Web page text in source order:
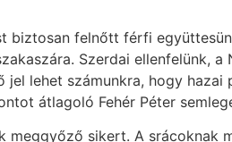
biztosan felnőtt férfi
Szerdai ellenfelünk,
lehet számunkra, hogy
átlagoló Fehér Péter
sikert. A srácoknak